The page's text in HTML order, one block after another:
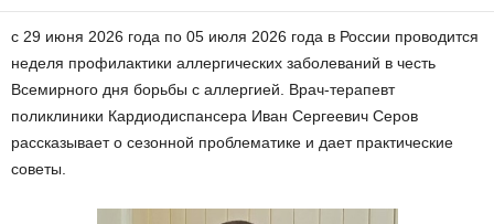
с 29 июня 2026 года по 05 июля 2026 года в России проводится
неделя профилактики аллергических заболеваний в честь
Всемирного дня борьбы с аллергией. Врач-терапевт
поликлиники Кардиодиспансера Иван Сергеевич Серов
рассказывает о сезонной проблематике и дает практические
советы.